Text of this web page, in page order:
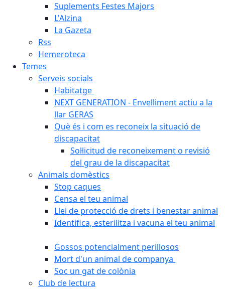
Suplements Festes Majors
L'Alzina
La Gazeta
Rss
Hemeroteca
Temes
Serveis socials
Habitatge
NEXT GENERATION - Envelliment actiu a la
llar GERAS
Què és i com es reconeix la situació de
discapacitat
Sol·licitud de reconeixement o revisió
del grau de la discapacitat
Animals domèstics
Stop caques
Censa el teu animal
Llei de protecció de drets i benestar animal
Identifica, esterilitza i vacuna el teu animal
Gossos potencialment perillosos
Mort d'un animal de companya
Soc un gat de colònia
Club de lectura